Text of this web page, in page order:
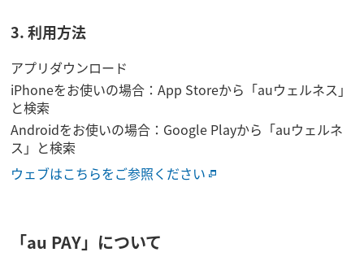
3. 利用方法
アプリダウンロード
iPhoneをお使いの場合：App Storeから「auウェルネス」
と検索
Androidをお使いの場合：Google Playから「auウェルネ
ス」と検索
ウェブはこちらをご参照ください
「au PAY」について